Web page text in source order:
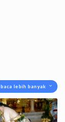
baca lebih banyak